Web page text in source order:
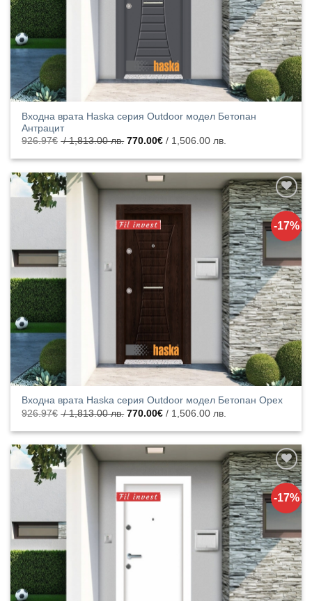
Входна врата Haska серия Outdoor модел Бетопан
Антрацит
926.97€ / 1,813.00 лв. Original
was:
1,813.00
лв..
770.00€ / 1,506.00 лв.
е:
/
1,506.00
лв..
-17%
Добавяне
към
списъка с
харесани
продукти
Входна врата Haska серия Outdoor модел Бетопан Орех
926.97€ / 1,813.00 лв. Original
was:
1,813.00
лв..
770.00€ / 1,506.00 лв.
е:
/
1,506.00
лв..
-17%
Добавяне
към
списъка с
харесани
продукти